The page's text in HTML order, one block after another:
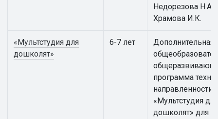
Недорезова Н.А.,
Храмова И.К.
«Мультстудия для
дошколят»
6-7 лет
Дополнительная
программа
направленности
«Мультстудия для
дошколят» для